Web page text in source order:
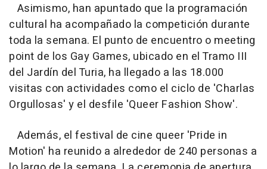
Asimismo, han apuntado que la programación
cultural ha acompañado la competición durante
toda la semana. El punto de encuentro o meeting
point de los Gay Games, ubicado en el Tramo III
del Jardín del Turia, ha llegado a las 18.000
visitas con actividades como el ciclo de 'Charlas
Orgullosas' y el desfile 'Queer Fashion Show'.
Además, el festival de cine queer 'Pride in
Motion' ha reunido a alrededor de 240 personas a